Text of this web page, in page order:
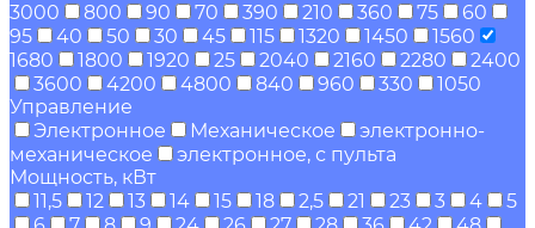
3000
800 90 70 390 210 360 75
60
95
40 50 30 45 115 1320 1450
1560
1680
1800 1920 25 2040 2160 2280
2400
3600
4200 4800 840 960 330
1050
Управление
Электронное
Механическое
электронно-
механическое
электронное, с пульта
Мощность, кВт
11,5
12 13 14 15 18 2,5 21 23 3 4
5